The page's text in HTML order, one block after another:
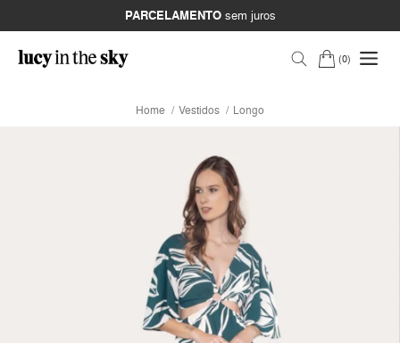
PARCELAMENTOsem juros
0
Home Vestidos Longo